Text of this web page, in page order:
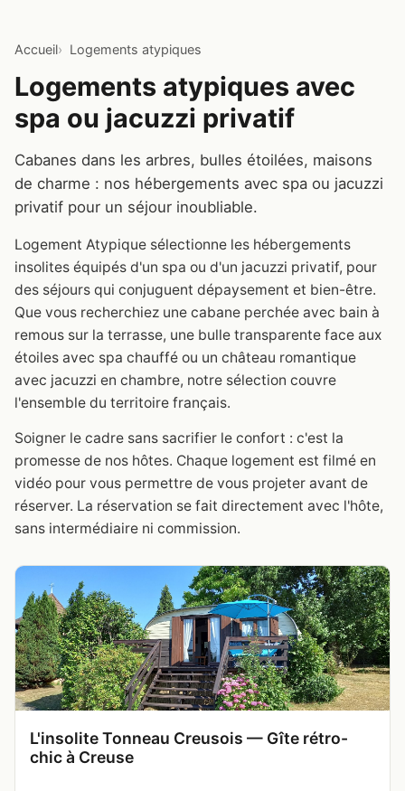
Accueil Logements atypiques
Logements atypiques avec
spa ou jacuzzi privatif
Cabanes dans les arbres, bulles étoilées, maisons
de charme : nos hébergements avec spa ou jacuzzi
privatif pour un séjour inoubliable.
Logement Atypique sélectionne les hébergements
insolites équipés d'un spa ou d'un jacuzzi privatif, pour
des séjours qui conjuguent dépaysement et bien-être.
Que vous recherchiez une cabane perchée avec bain à
remous sur la terrasse, une bulle transparente face aux
étoiles avec spa chauffé ou un château romantique
avec jacuzzi en chambre, notre sélection couvre
l'ensemble du territoire français.
Soigner le cadre sans sacrifier le confort : c'est la
promesse de nos hôtes. Chaque logement est filmé en
vidéo pour vous permettre de vous projeter avant de
réserver. La réservation se fait directement avec l'hôte,
sans intermédiaire ni commission.
L'insolite Tonneau Creusois — Gîte rétro-
chic à Creuse